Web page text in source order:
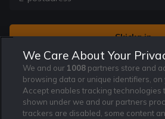
Jag vill få nyhetsbrev från Rekatochklart
och villkor gäller.
*
We Care About Your
We and our 1008 partners store and
browsing data or unique identifiers, on
Accept enables tracking technologies
shown under we and our partners
trackers are disabled, some content